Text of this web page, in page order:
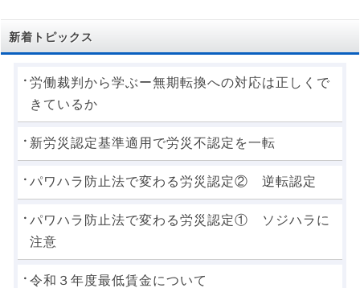
新着トピックス
労働裁判から学ぶー無期転換への対応は正しくで
きているか
新労災認定基準適用で労災不認定を一転
パワハラ防止法で変わる労災認定② 逆転認定
パワハラ防止法で変わる労災認定① ソジハラに
注意
令和３年度最低賃金について